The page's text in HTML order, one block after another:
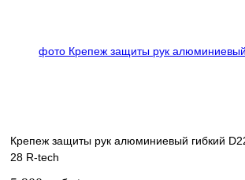
наличии
Крепеж защиты рук алюминиевый гибкий
28 R-tech